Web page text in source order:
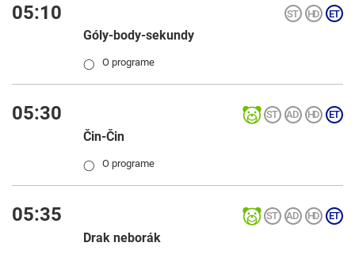
05:10
Góly-body-sekundy
◯ O programe
05:30
Čin-Čin
◯ O programe
05:35
Drak neborák